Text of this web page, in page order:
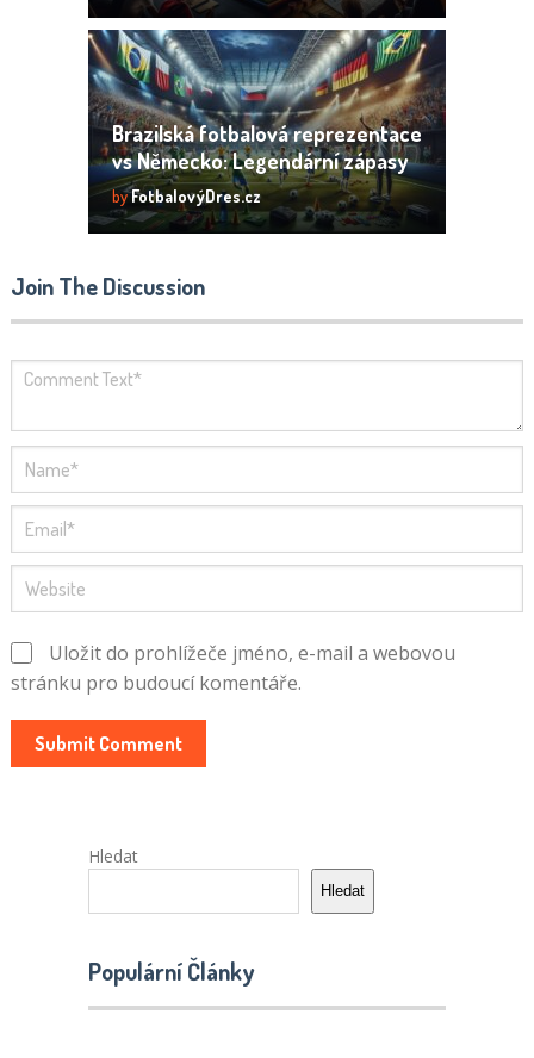
Brazilská fotbalová reprezentace
vs Německo: Legendární zápasy
byFotbalovýDres.cz
Join The Discussion
Uložit do prohlížeče jméno, e-mail a webovou
stránku pro budoucí komentáře.
Hledat
Hledat
Populární Články